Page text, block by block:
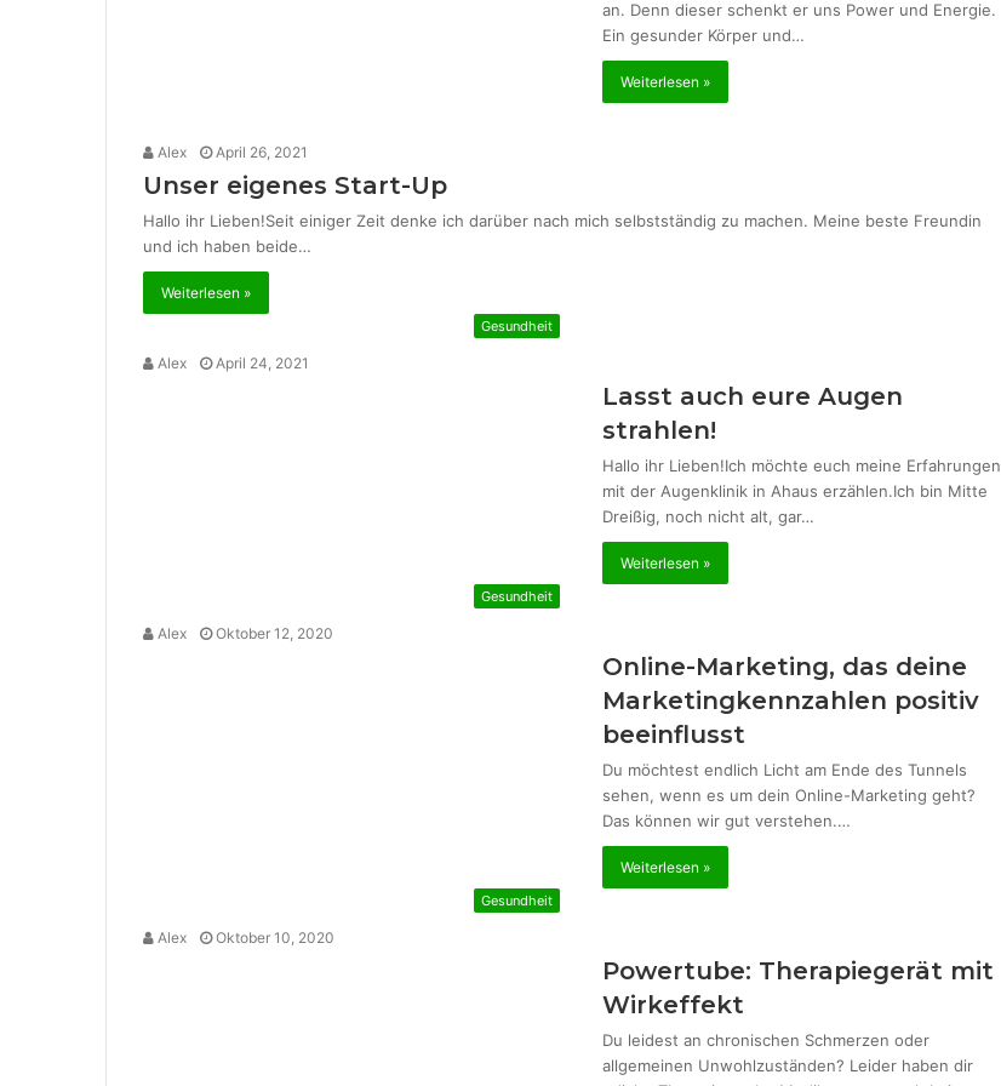
an. Denn dieser schenkt er uns Power und Energie.
Ein gesunder Körper und…
Weiterlesen »
Alex April 26, 2021
Unser eigenes Start-Up
Hallo ihr Lieben!Seit einiger Zeit denke ich darüber nach mich selbstständig zu machen. Meine beste Freundin
und ich haben beide…
Weiterlesen »
Gesundheit
Alex April 24, 2021
Lasst auch eure Augen
strahlen!
Hallo ihr Lieben!Ich möchte euch meine Erfahrungen
mit der Augenklinik in Ahaus erzählen.Ich bin Mitte
Dreißig, noch nicht alt, gar…
Weiterlesen »
Gesundheit
Alex Oktober 12, 2020
Online-Marketing, das deine
Marketingkennzahlen positiv
beeinflusst
Du möchtest endlich Licht am Ende des Tunnels
sehen, wenn es um dein Online-Marketing geht?
Das können wir gut verstehen.…
Weiterlesen »
Gesundheit
Alex Oktober 10, 2020
Powertube: Therapiegerät mit
Wirkeffekt
Du leidest an chronischen Schmerzen oder
allgemeinen Unwohlzuständen? Leider haben dir